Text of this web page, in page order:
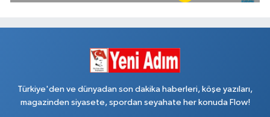
Türkiye'den ve dünyadan son dakika haberleri, köşe yazıları,
magazinden siyasete, spordan seyahate her konuda Flow!